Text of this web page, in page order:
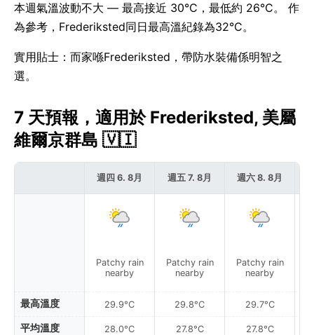
本週氣溫波動不大 — 最高接近 30°C，最低約 26°C。 作
為參考，Frederiksted同日最高溫紀錄為32°C。
實用貼士：而家喺Frederiksted，帶防水裝備係明智之
選。
7 天預報，適用於 Frederiksted, 美屬
維爾京群島 🇻🇮
最高溫度
平均溫度
週四 6. 8月
Patchy rain
nearby
29.9°C
28.0°C
週五 7. 8月
Patchy rain
nearby
29.8°C
27.8°C
週六 8. 8月
Patchy rain
nearby
29.7°C
27.8°C